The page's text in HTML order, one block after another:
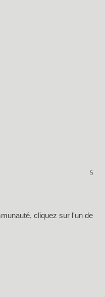
5
cliquez sur l'un de